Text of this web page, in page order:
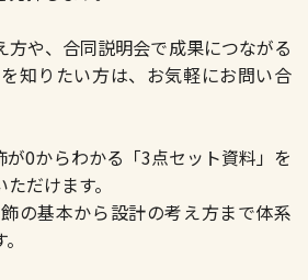
方や、合同説明会で成果につながる
知りたい方は、お気軽にお問い合
が0からわかる「3点セット資料」を
だけます。
の基本から設計の考え方まで体系